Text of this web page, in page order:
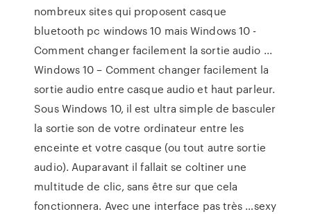
nombreux sites qui proposent casque
bluetooth pc windows 10 mais Windows 10 -
Comment changer facilement la sortie audio ...
Windows 10 – Comment changer facilement la
sortie audio entre casque audio et haut parleur.
Sous Windows 10, il est ultra simple de basculer
la sortie son de votre ordinateur entre les
enceinte et votre casque (ou tout autre sortie
audio). Auparavant il fallait se coltiner une
multitude de clic, sans être sur que cela
fonctionnera. Avec une interface pas très …sexy